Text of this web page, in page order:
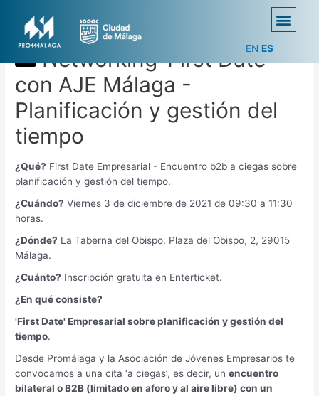
EN ES
Networking ‘First Date’
con AJE Málaga -
Planificación y gestión del
tiempo
¿Qué? First Date Empresarial - Encuentro b2b a ciegas sobre
planificación y gestión del tiempo.
¿Cuándo? Viernes 3 de diciembre de 2021 de 09:30 a 11:30
horas.
¿Dónde? La Taberna del Obispo. Plaza del Obispo, 2, 29015
Málaga.
¿Cuánto? Inscripción gratuita en Enterticket.
¿En qué consiste?
'First Date' Empresarial sobre planificación y gestión del
tiempo.
Desde Promálaga y la Asociación de Jóvenes Empresarios te
convocamos a una cita ‘a ciegas’, es decir, unencuentro
bilateral o B2B (limitado en aforo y al aire libre) con un